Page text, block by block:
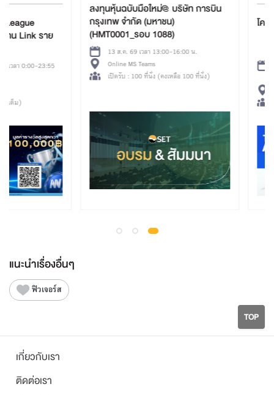
โครงการ TFEX
31 มี.ค. 69 - 30 พ.ย.
เปิดรับ : 3000 ที่นั่ง (
ลงทุนหุ้นฉบับมือใหม่@ บริษัท การบิน
กรุงเทพ จำกัด (มหาชน)
(HMT0001_รอบ 1088)
13 ส.ค. 69 เวลา 13:00-16:00 น.
Online MS Teams
เปิดรับ : 100 ที่นั่ง (คงเหลือ 100 ที่นั่ง)
แนะนำเรื่องอื่นๆ
ฟิวเจอร์ส
TOP
เกี่ยวกับเรา
ติดต่อเรา